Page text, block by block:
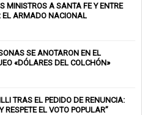
MINISTROS A SANTA FE Y ENTRE
EL ARMADO NACIONAL
SE ANOTARON EN EL
«DÓLARES DEL COLCHÓN»
TRAS EL PEDIDO DE RENUNCIA:
RESPETE EL VOTO POPULAR”